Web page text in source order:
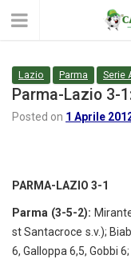
Lazio Parma Serie
Parma-Lazio 3-
Posted on 1 Aprile
PARMA-LAZIO 3-1
Parma (3-5-2):
st Santacroce s.v.);
6, Galloppa 6,5, Gobbi